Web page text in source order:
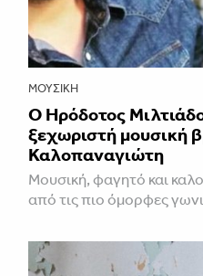
ΜΟΥΣΙΚΉ
Ο Ηρόδοτος
ξεχωριστή μουσική
Καλοπαναγιώτη
Μουσική, φαγητό και
από τις πιο όμορφες